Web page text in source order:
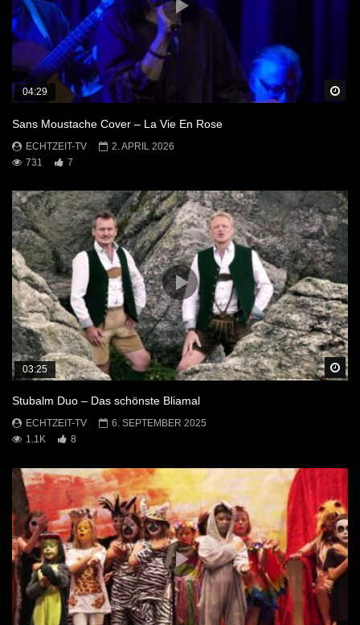
04:29
Sans Moustache Cover – La Vie En Rose
ECHTZEIT-TV
2. APRIL 2026
731
7
03:25
Stubalm Duo – Das schönste Bliamal
ECHTZEIT-TV
6. SEPTEMBER 2025
1.1K
8